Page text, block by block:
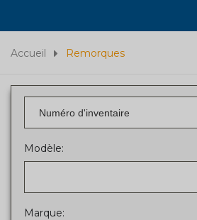
Accueil Remorques
Modèle:
Marque: